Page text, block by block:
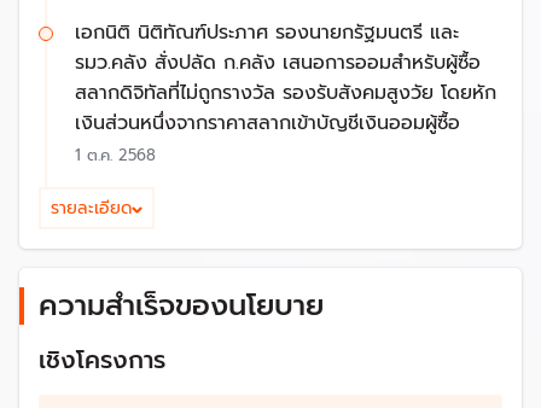
ระดับสุดยอด (Super-Aged Society) ในอีก 10 ปีข้าง
หน้า (ปี 2576) โดยประชากรอายุ 60 ปีขึ้นไป จะมีสัดส่วน
อยู่ที่ร้อยละ 28 หรือประมาณ 1 ใน 4 ของประชากรทั้งหมด
ซึ่งส่งผลกระทบต่อการพัฒนาประเทศในหลายมิติ ทั้งด้าน
เศรษฐกิจจากการลดลงของประชากรวัยแรงงานกว่า 3
เพิ่มขึ้น จาก 37.55 ล้านคน ในปี 2560 เป็น 44.71 ล้านคน
ในปี 2580
เอกนิติ นิติทัณฑ์ประภาศ รองนายกรัฐมนตรี และ
รมว.คลัง สั่งปลัด ก.คลัง เสนอการออมสำหรับผู้ซื้อ
สลากดิจิทัลที่ไม่ถูกรางวัล รองรับสังคมสูงวัย โดยหัก
เงินส่วนหนึ่งจากราคาสลากเข้าบัญชีเงินออมผู้ซื้อ
1 ต.ค. 2568
รายละเอียด
ความสำเร็จของนโยบาย
เชิงโครงการ